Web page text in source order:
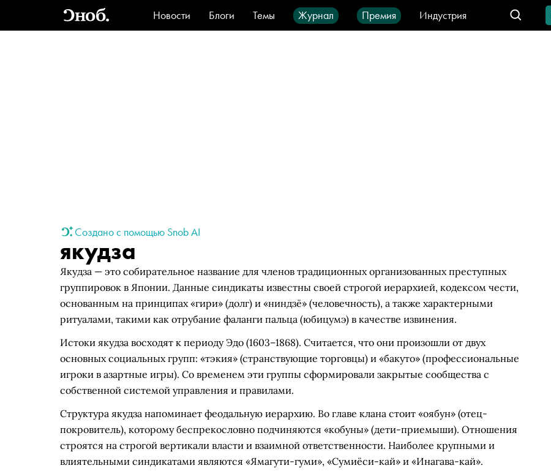
Новости Блоги Темы Журнал Премия
Индустрия
Стиль
Видео Город IT-продукты
Создано с помощью Snob AI
якудза
Якудза — это собирательное название для членов традиционных организованных преступных
группировок в Японии. Данные синдикаты известны своей строгой иерархией, кодексом чести,
основанным на принципах «гири» (долг) и «ниндзё» (человечность), а также характерными
ритуалами, такими как отрубание фаланги пальца (юбицумэ) в качестве извинения.
Истоки якудза восходят к периоду Эдо (1603–1868). Считается, что они произошли от двух
основных социальных групп: «тэкия» (странствующие торговцы) и «бакуто» (профессиональные
игроки в азартные игры). Со временем эти группы сформировали закрытые сообщества с
собственной системой управления и правилами.
Структура якудза напоминает феодальную иерархию. Во главе клана стоит «оябун» (отец-
покровитель), которому беспрекословно подчиняются «кобуны» (дети-приемыши). Отношения
строятся на строгой вертикали власти и взаимной ответственности. Наиболее крупными и
влиятельными синдикатами являются «Ямагути-гуми», «Сумиёси-кай» и «Инагава-кай».